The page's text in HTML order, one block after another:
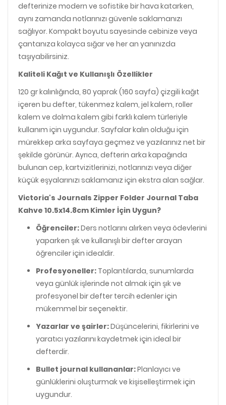
defterinize modern ve sofistike bir hava katarken,
aynı zamanda notlarınızı güvenle saklamanızı
sağlıyor. Kompakt boyutu sayesinde cebinize veya
çantanıza kolayca sığar ve her an yanınızda
taşıyabilirsiniz.
Kaliteli Kağıt ve Kullanışlı Özellikler
120 gr kalınlığında, 80 yaprak (160 sayfa) çizgili kağıt
içeren bu defter, tükenmez kalem, jel kalem, roller
kalem ve dolma kalem gibi farklı kalem türleriyle
kullanım için uygundur. Sayfalar kalın olduğu için
mürekkep arka sayfaya geçmez ve yazılarınız net bir
şekilde görünür. Ayrıca, defterin arka kapağında
bulunan cep, kartvizitlerinizi, notlarınızı veya diğer
küçük eşyalarınızı saklamanız için ekstra alan sağlar.
Victoria's Journals Zipper Folder Journal Taba
Kahve 10.5x14.8cm Kimler İçin Uygun?
Öğrenciler:Ders notlarını alırken veya ödevlerini
yaparken şık ve kullanışlı bir defter arayan
öğrenciler için idealdir.
Profesyoneller: Toplantılarda, sunumlarda
veya günlük işlerinde not almak için şık ve
profesyonel bir defter tercih edenler için
mükemmel bir seçenektir.
Yazarlar ve şairler:Düşüncelerini, fikirlerini ve
yaratıcı yazılarını kaydetmek için ideal bir
defterdir.
Bullet journal kullananlar:Planlayıcı ve
günlüklerini oluşturmak ve kişiselleştirmek için
uygundur.